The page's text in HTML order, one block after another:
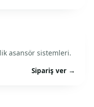
asansör sistemleri.
Sipariş ver →